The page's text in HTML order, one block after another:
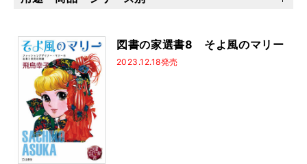
プレミアム・セレクション
できるシリーズ
Songs magazine
ジャズ・スタンダード・バイブル・シリーズ
バンドリ！
演奏能力開発エクササイズ
DVD＆CDでよくわかる！
かんたんウクレレ
うまくなる理由ヘタな理由
図書の家選書8 そよ風のマリー
2023.12.18発売